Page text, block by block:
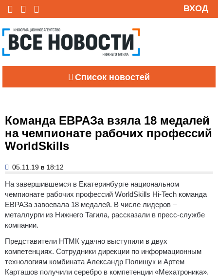
ВХОД
Список новостей
Команда ЕВРАЗа взяла 18 медалей
на чемпионате рабочих профессий
WorldSkills
05.11.19 в 18:12
На завершившемся в Екатеринбурге национальном
чемпионате рабочих профессий WorldSkills Hi-Tech команда
ЕВРАЗа завоевала 18 медалей. В числе лидеров –
металлурги из Нижнего Тагила, рассказали в пресс-службе
компании.
Представители НТМК удачно выступили в двух
компетенциях. Сотрудники дирекции по информационным
технологиям комбината Александр Полищук и Артем
Карташов получили серебро в компетенции «Мехатроника».